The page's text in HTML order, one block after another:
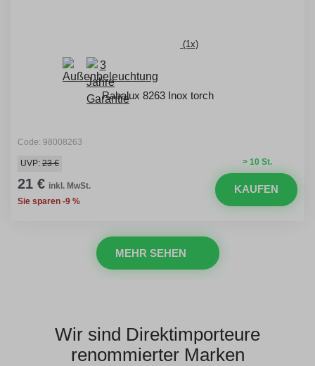
(1x)
Rabalux 8263 Inox torch
Code: 98008263
> 10 St.
UVP: 23 €
21 € inkl. MwSt.
Sie sparen -9 %
KAUFEN
MEHR SEHEN
Wir sind Direktimporteure
renommierter Marken